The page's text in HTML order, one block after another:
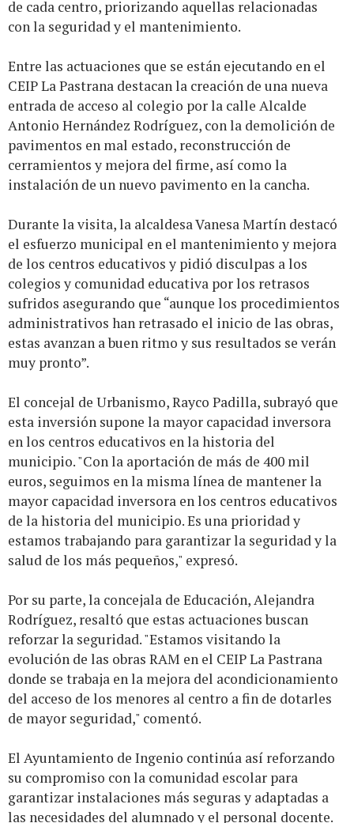
de cada centro, priorizando aquellas relacionadas
con la seguridad y el mantenimiento.
Entre las actuaciones que se están ejecutando en el
CEIP La Pastrana destacan la creación de una nueva
entrada de acceso al colegio por la calle Alcalde
Antonio Hernández Rodríguez, con la demolición de
pavimentos en mal estado, reconstrucción de
cerramientos y mejora del firme, así como la
instalación de un nuevo pavimento en la cancha.
Durante la visita, la alcaldesa Vanesa Martín destacó
el esfuerzo municipal en el mantenimiento y mejora
de los centros educativos y pidió disculpas a los
colegios y comunidad educativa por los retrasos
sufridos asegurando que “aunque los procedimientos
administrativos han retrasado el inicio de las obras,
estas avanzan a buen ritmo y sus resultados se verán
muy pronto”.
El concejal de Urbanismo, Rayco Padilla, subrayó que
esta inversión supone la mayor capacidad inversora
en los centros educativos en la historia del
municipio. "Con la aportación de más de 400 mil
euros, seguimos en la misma línea de mantener la
mayor capacidad inversora en los centros educativos
de la historia del municipio. Es una prioridad y
estamos trabajando para garantizar la seguridad y la
salud de los más pequeños," expresó.
Por su parte, la concejala de Educación, Alejandra
Rodríguez, resaltó que estas actuaciones buscan
reforzar la seguridad. "Estamos visitando la
evolución de las obras RAM en el CEIP La Pastrana
donde se trabaja en la mejora del acondicionamiento
del acceso de los menores al centro a fin de dotarles
de mayor seguridad," comentó.
El Ayuntamiento de Ingenio continúa así reforzando
su compromiso con la comunidad escolar para
garantizar instalaciones más seguras y adaptadas a
las necesidades del alumnado y el personal docente.